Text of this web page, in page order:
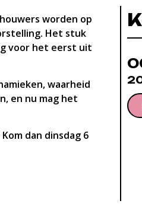
worden op
Het stuk
voor het eerst uit
waarheid
en nu mag het
dan dinsdag 6